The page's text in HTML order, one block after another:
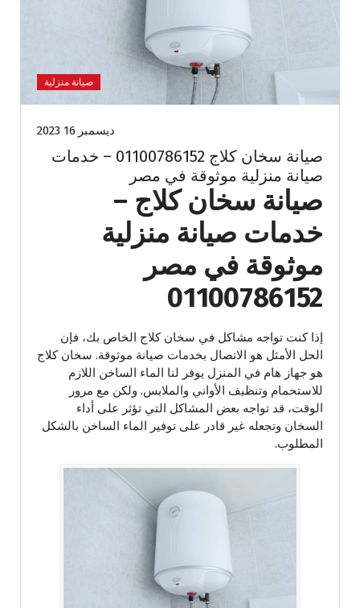
صيانة منزلية
ديسمبر 16 2023
صيانة سخان كلاج 01100786152 – خدمات
صيانة منزلية موثوقة في مصر
صيانة سخان كلاج –
خدمات صيانة منزلية
موثوقة في مصر
01100786152
إذا كنت تواجه مشاكل في سخان كلاج الخاص بك، فإن
الحل الأمثل هو الاتصال بخدمات صيانة موثوقة. سخان كلاج
هو جهاز هام في المنزل يوفر لنا الماء الساخن اللازم
للاستحمام وتنظيف الأواني والملابس. ولكن مع مرور
الوقت، قد تواجه بعض المشاكل التي تؤثر على أداء
السخان وتجعله غير قادر على توفير الماء الساخن بالشكل
المطلوب.